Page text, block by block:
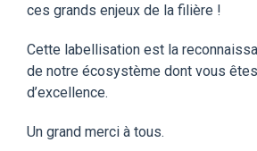
ces grands enjeux de la filière !
Cette labellisation est la
de notre écosystème dont vous
d’excellence.
Un grand merci à tous.